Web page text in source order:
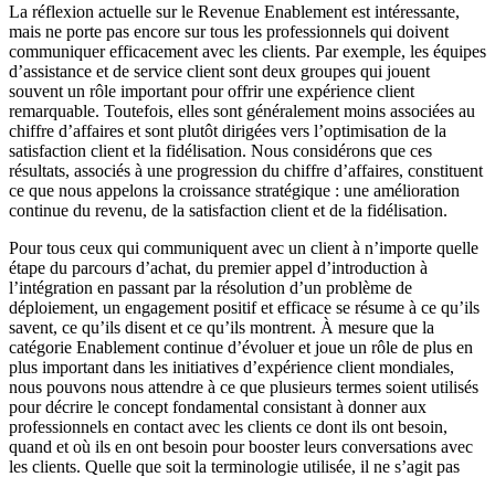
La réflexion actuelle sur le Revenue Enablement est intéressante,
mais ne porte pas encore sur tous les professionnels qui doivent
communiquer efficacement avec les clients. Par exemple, les équipes
d’assistance et de service client sont deux groupes qui jouent
souvent un rôle important pour offrir une expérience client
remarquable. Toutefois, elles sont généralement moins associées au
chiffre d’affaires et sont plutôt dirigées vers l’optimisation de la
satisfaction client et la fidélisation. Nous considérons que ces
résultats, associés à une progression du chiffre d’affaires, constituent
ce que nous appelons la croissance stratégique : une amélioration
continue du revenu, de la satisfaction client et de la fidélisation.
Pour tous ceux qui communiquent avec un client à n’importe quelle
étape du parcours d’achat, du premier appel d’introduction à
l’intégration en passant par la résolution d’un problème de
déploiement, un engagement positif et efficace se résume à ce qu’ils
savent, ce qu’ils disent et ce qu’ils montrent. À mesure que la
catégorie Enablement continue d’évoluer et joue un rôle de plus en
plus important dans les initiatives d’expérience client mondiales,
nous pouvons nous attendre à ce que plusieurs termes soient utilisés
pour décrire le concept fondamental consistant à donner aux
professionnels en contact avec les clients ce dont ils ont besoin,
quand et où ils en ont besoin pour booster leurs conversations avec
les clients. Quelle que soit la terminologie utilisée, il ne s’agit pas